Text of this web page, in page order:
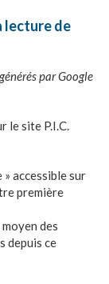
lecture de
par Google
le site P.I.C.
» accessible sur
première
des
depuis ce